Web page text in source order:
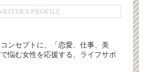
PROFILE
ンセプトに、「恋愛、仕事、美
悩む女性を応援する、ライフサポ